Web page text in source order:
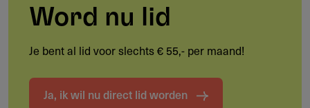
TRL 3-project met doorgroei naar TRL 4 of verder
Doelgroep
Wie komt in aanmerking?
Word nu lid
Je bent al lid voor slechts € 55,- per maand!
Ja, ik wil nu direct lid worden